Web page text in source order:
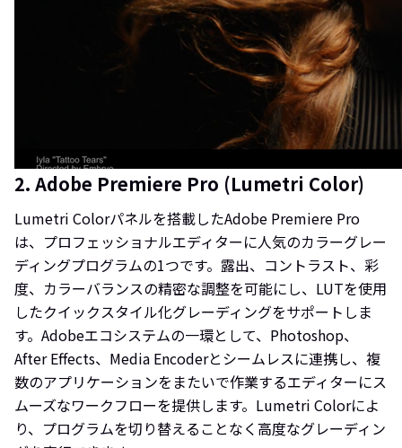
2. Adobe Premiere Pro (Lumetri Color)
Lumetri Colorパネルを搭載したAdobe Premiere Pro
は、プロフェッショナルエディターに人気のカラーグレー
ディングプログラムの1つです。露出、コントラスト、彩
度、カラーバランスの精密な調整を可能にし、LUTを使用
したクイックスタイル化グレーディングをサポートしま
す。Adobeエコシステムの一環として、Photoshop、
After Effects、Media Encoderとシームレスに連携し、複
数のアプリケーションをまたいで作業するエディターにス
ムーズなワークフローを提供します。Lumetri Colorによ
り、プログラムを切り替えることなく高度なグレーディン